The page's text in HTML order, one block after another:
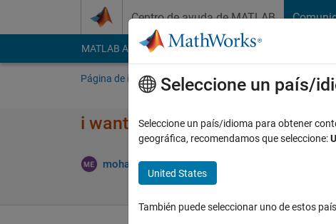
Centro de ayuda de MATLAB
MATLAB Answers File Exchange Cody
Página de inicio Preguntar
i want write the next function
mohammed elmenshawy
Seleccione un país/
Seleccione un país/idioma para obtener
geográfica, recomendamos que seleccione:
United States
También puede seleccionar uno de estos